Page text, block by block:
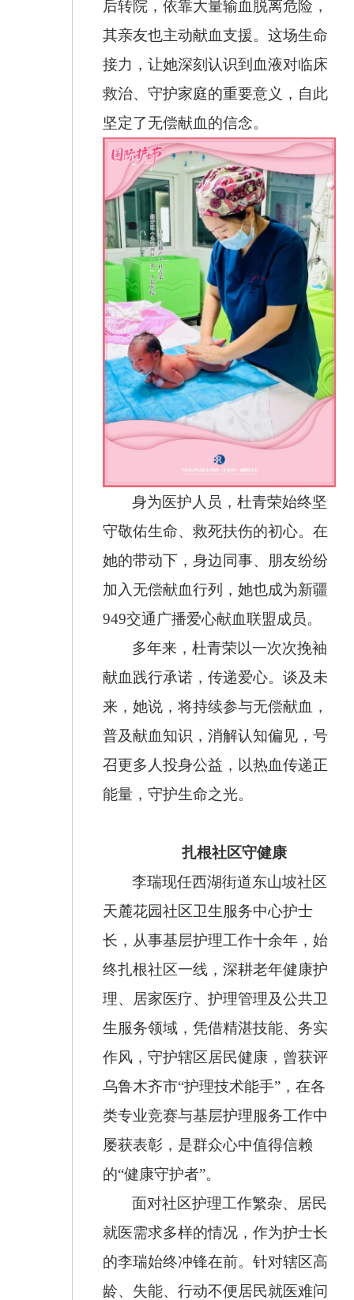
后转院，依靠大量输血脱离危险，
其亲友也主动献血支援。这场生命
接力，让她深刻认识到血液对临床
救治、守护家庭的重要意义，自此
坚定了无偿献血的信念。
身为医护人员，杜青荣始终坚
守敬佑生命、救死扶伤的初心。在
她的带动下，身边同事、朋友纷纷
加入无偿献血行列，她也成为新疆
949交通广播爱心献血联盟成员。
多年来，杜青荣以一次次挽袖
献血践行承诺，传递爱心。谈及未
来，她说，将持续参与无偿献血，
普及献血知识，消解认知偏见，号
召更多人投身公益，以热血传递正
能量，守护生命之光。
扎根社区守健康
李瑞现任西湖街道东山坡社区
天麓花园社区卫生服务中心护士
长，从事基层护理工作十余年，始
终扎根社区一线，深耕老年健康护
理、居家医疗、护理管理及公共卫
生服务领域，凭借精湛技能、务实
作风，守护辖区居民健康，曾获评
乌鲁木齐市“护理技术能手”，在各
类专业竞赛与基层护理服务工作中
屡获表彰，是群众心中值得信赖
的“健康守护者”。
面对社区护理工作繁杂、居民
就医需求多样的情况，作为护士长
的李瑞始终冲锋在前。针对辖区高
龄、失能、行动不便居民就医难问